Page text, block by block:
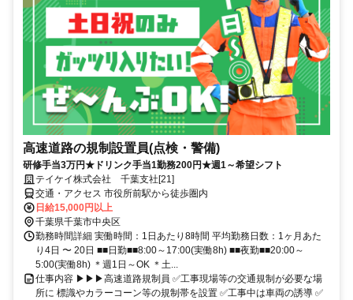
高速道路の規制設置員(点検・警備)
研修手当3万円★ドリンク手当1勤務200円★週1～希望シフト
テイケイ株式会社 千葉支社[21]
交通・アクセス 市役所前駅から徒歩圏内
日給15,000円以上
千葉県千葉市中央区
勤務時間詳細 実働時間：1日あたり8時間 平均勤務日数：1ヶ月あた
り4日 〜 20日 ■■日勤■■8:00～17:00(実働8h) ■■夜勤■■20:00～
5:00(実働8h) ＊週1日～OK ＊土...
仕事内容 ▶▶▶高速道路規制員 ✅工事現場等の交通規制が必要な場
所に 標識やカラーコーン等の規制帯を設置 ✅工事中は車両の誘導 ✅